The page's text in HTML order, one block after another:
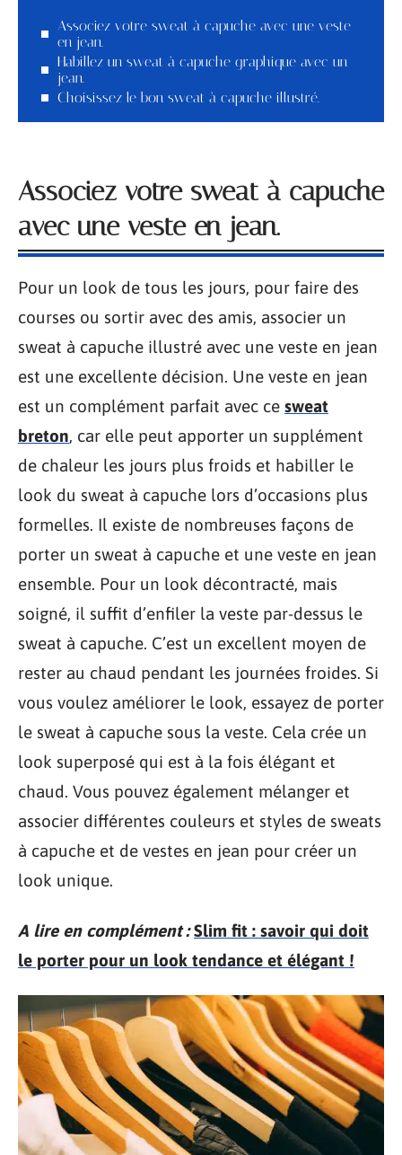
Associez votre sweat à capuche avec une veste
en jean.
Habillez un sweat à capuche graphique avec un
jean.
Choisissez le bon sweat à capuche illustré.
Associez votre sweat à capuche
avec une veste en jean.
Pour un look de tous les jours, pour faire des
courses ou sortir avec des amis, associer un
sweat à capuche illustré avec une veste en jean
est une excellente décision. Une veste en jean
est un complément parfait avec ce sweat
breton, car elle peut apporter un supplément
de chaleur les jours plus froids et habiller le
look du sweat à capuche lors d’occasions plus
formelles. Il existe de nombreuses façons de
porter un sweat à capuche et une veste en jean
ensemble. Pour un look décontracté, mais
soigné, il suffit d’enfiler la veste par-dessus le
sweat à capuche. C’est un excellent moyen de
rester au chaud pendant les journées froides. Si
vous voulez améliorer le look, essayez de porter
le sweat à capuche sous la veste. Cela crée un
look superposé qui est à la fois élégant et
chaud. Vous pouvez également mélanger et
associer différentes couleurs et styles de sweats
à capuche et de vestes en jean pour créer un
look unique.
A lire en complément : Slim fit : savoir qui doit
le porter pour un look tendance et élégant !